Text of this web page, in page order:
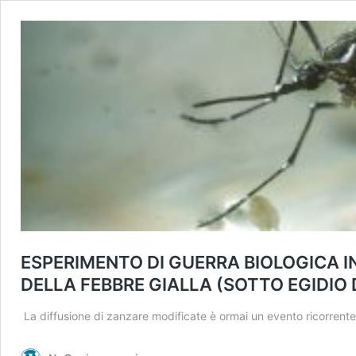
ESPERIMENTO DI GUERRA BIOLOGICA
DELLA FEBBRE GIALLA (SOTTO EGIDIO
La diffusione di zanzare modificate è ormai un evento